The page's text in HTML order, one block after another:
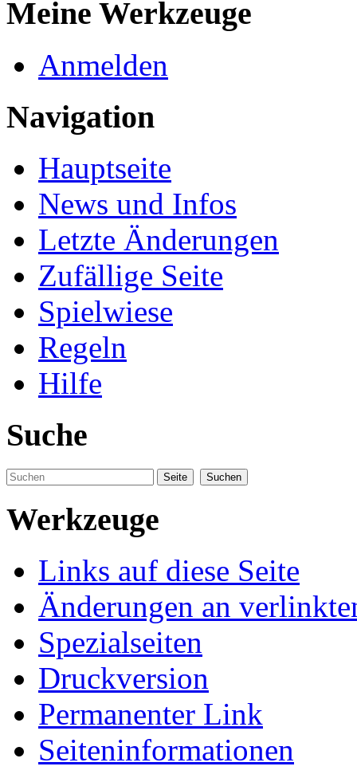
Meine Werkzeuge
Anmelden
Navigation
Hauptseite
News und Infos
Letzte Änderungen
Zufällige Seite
Spielwiese
Regeln
Hilfe
Suche
Werkzeuge
Links auf diese Seite
Änderungen an
Spezialseiten
Druckversion
Permanenter Link
Seiteninformationen